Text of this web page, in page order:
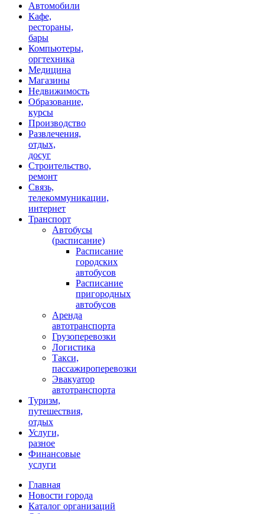
Автомобили
Кафе,
рестораны,
бары
Компьютеры,
оргтехника
Медицина
Магазины
Недвижимость
Образование,
курсы
Производство
Развлечения,
отдых,
досуг
Строительство,
ремонт
Связь,
телекоммуникации,
интернет
Транспорт
Автобусы
(расписание)
Расписание
городских
автобусов
Расписание
пригородных
автобусов
Аренда
автотранспорта
Грузоперевозки
Логистика
Такси,
пассажироперевозки
Эвакуатор
автотранспорта
Туризм,
путешествия,
отдых
Услуги,
разное
Финансовые
услуги
Главная
Новости города
Каталог организаций